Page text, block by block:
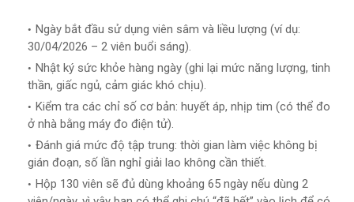
Ngày bắt đầu sử dụng viên sâm và liều lượng (ví dụ:
30/04/2026 – 2 viên buổi sáng).
Nhật ký sức khỏe hàng ngày (ghi lại mức năng lượng, tinh
thần, giấc ngủ, cảm giác khó chịu).
Kiểm tra các chỉ số cơ bản: huyết áp, nhịp tim (có thể đo
ở nhà bằng máy đo điện tử).
Đánh giá mức độ tập trung: thời gian làm việc không bị
gián đoạn, số lần nghỉ giải lao không cần thiết.
Hộp 130 viên sẽ đủ dùng khoảng 65 ngày nếu dùng 2